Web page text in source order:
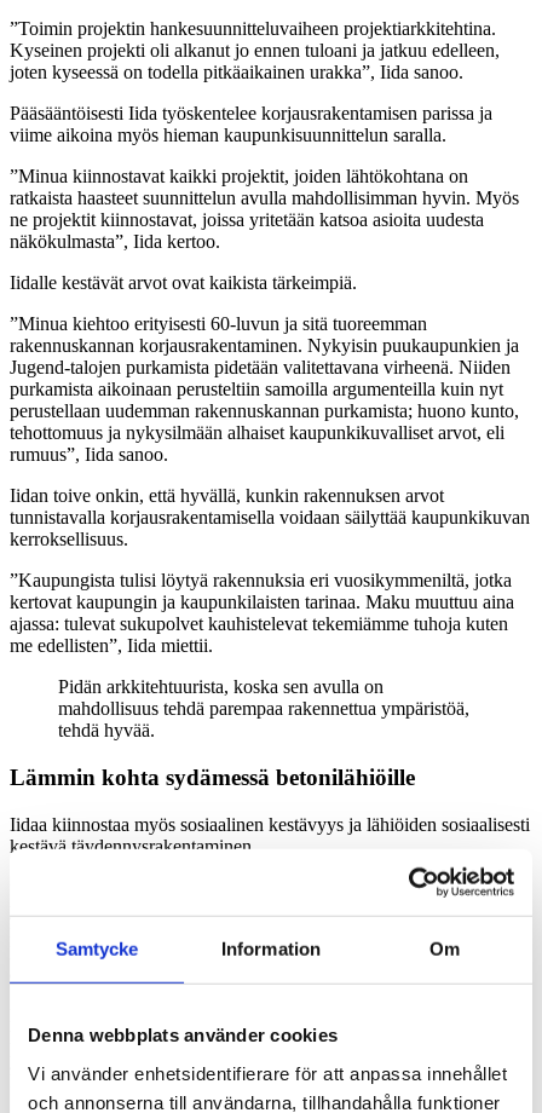
Samtycke Information Om
Denna webbplats använder cookies
Vi använder enhetsidentifierare för att anpassa innehållet
och annonserna till användarna, tillhandahålla funktioner
”Toimin projektin hankesuunnitteluvaiheen projektiarkkitehtina.
Kyseinen projekti oli alkanut jo ennen tuloani ja jatkuu edelleen,
joten kyseessä on todella pitkäaikainen urakka”, Iida sanoo.
Pääsääntöisesti Iida työskentelee korjausrakentamisen parissa ja
viime aikoina myös hieman kaupunkisuunnittelun saralla.
”Minua kiinnostavat kaikki projektit, joiden lähtökohtana on
ratkaista haasteet suunnittelun avulla mahdollisimman hyvin. Myös
ne projektit kiinnostavat, joissa yritetään katsoa asioita uudesta
näkökulmasta”, Iida kertoo.
Iidalle kestävät arvot ovat kaikista tärkeimpiä.
”Minua kiehtoo erityisesti 60-luvun ja sitä tuoreemman
rakennuskannan korjausrakentaminen. Nykyisin puukaupunkien ja
Jugend-talojen purkamista pidetään valitettavana virheenä. Niiden
purkamista aikoinaan perusteltiin samoilla argumenteilla kuin nyt
perustellaan uudemman rakennuskannan purkamista; huono kunto,
tehottomuus ja nykysilmään alhaiset kaupunkikuvalliset arvot, eli
rumuus”, Iida sanoo.
Iidan toive onkin, että hyvällä, kunkin rakennuksen arvot
tunnistavalla korjausrakentamisella voidaan säilyttää kaupunkikuvan
kerroksellisuus.
”Kaupungista tulisi löytyä rakennuksia eri vuosikymmeniltä, jotka
kertovat kaupungin ja kaupunkilaisten tarinaa. Maku muuttuu aina
ajassa: tulevat sukupolvet kauhistelevat tekemiämme tuhoja kuten
me edellisten”, Iida miettii.
Pidän arkkitehtuurista, koska sen avulla on
mahdollisuus tehdä parempaa rakennettua ympäristöä,
tehdä hyvää.
Lämmin kohta sydämessä betonilähiöille
Iidaa kiinnostaa myös sosiaalinen kestävyys ja lähiöiden sosiaalisesti
kestävä täydennysrakentaminen.
”Olen itse asunut lapsena monessa paikassa. Lapsuuteni miljöö on
lähiöitä tulee fokukseen, on tärkeää miettiä, miten niitä voi kehittää
hyviä arvoja, kuten yhteisöllisyyttä ja luonnonläheisyyttä. Lähiöiden
huomioida eri elämäntilanteissa olevien ihmisten tarpeet.